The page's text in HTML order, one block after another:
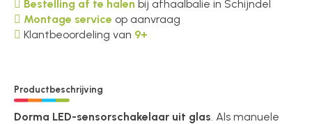
Bestelling af te halen bij afhaalbalie in Schijndel
Montage service op aanvraag
Klantbeoordeling van 9+
Productbeschrijving
Dorma LED-sensorschakelaar uit glas . Als manuele